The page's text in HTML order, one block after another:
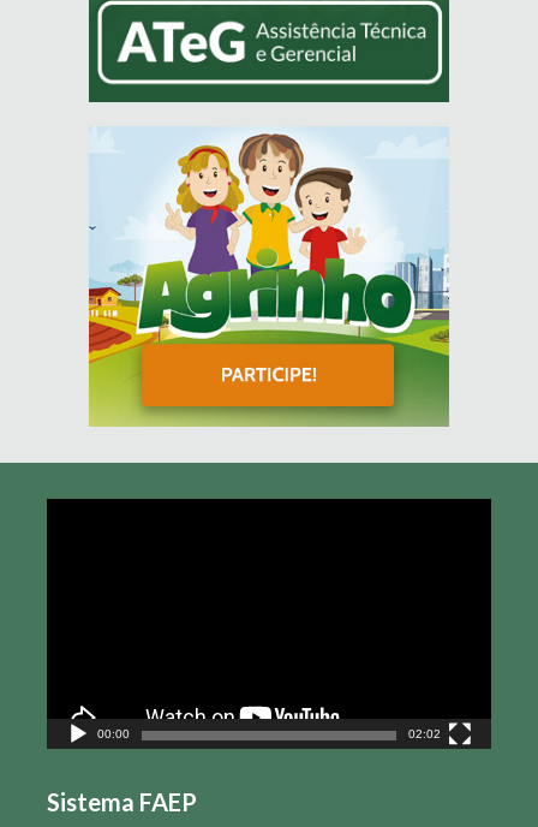
00:00 02:02
Sistema FAEP